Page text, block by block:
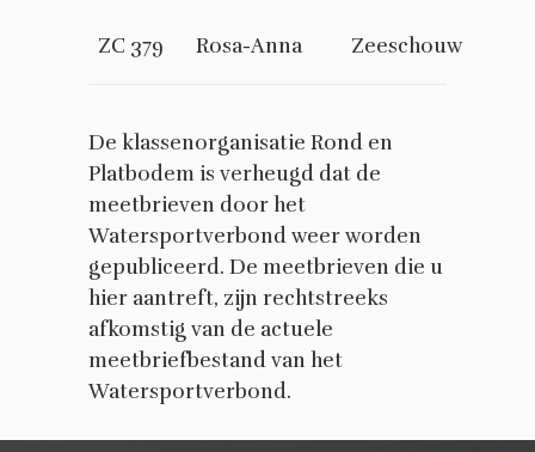
ZC 379 Rosa-Anna Zeeschouw
De klassenorganisatie Rond en
Platbodem is verheugd dat de
meetbrieven door het
Watersportverbond weer worden
gepubliceerd. De meetbrieven die u
hier aantreft, zijn rechtstreeks
afkomstig van de actuele
meetbriefbestand van het
Watersportverbond.